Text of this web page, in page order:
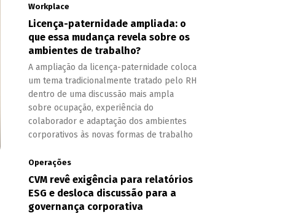
Workplace
Licença-paternidade ampliada: o
que essa mudança revela sobre os
ambientes de trabalho?
A ampliação da licença-paternidade coloca
um tema tradicionalmente tratado pelo RH
dentro de uma discussão mais ampla
sobre ocupação, experiência do
colaborador e adaptação dos ambientes
corporativos às novas formas de trabalho
Operações
CVM revê exigência para relatórios
ESG e desloca discussão para a
governança corporativa